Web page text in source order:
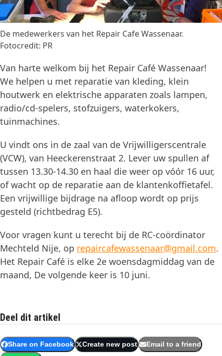
De medewerkers van het Repair Cafe Wassenaar.
Fotocredit: PR
Van harte welkom bij het Repair Café Wassenaar!
We helpen u met reparatie van kleding, klein
houtwerk en elektrische apparaten zoals lampen,
radio/cd-spelers, stofzuigers, waterkokers,
tuinmachines.
U vindt ons in de zaal van de Vrijwilligerscentrale
(VCW), van Heeckerenstraat 2. Lever uw spullen af
tussen 13.30-14.30 en haal die weer op vóór 16 uur,
of wacht op de reparatie aan de klantenkoffietafel.
Een vrijwillige bijdrage na afloop wordt op prijs
gesteld (richtbedrag E5).
Voor vragen kunt u terecht bij de RC-coördinator
Mechteld Nije, op repaircafewassenaar@gmail.com.
Het Repair Café is elke 2e woensdagmiddag van de
maand, De volgende keer is 10 juni.
Deel dit artikel
Share on Facebook Create new post Email to a friend